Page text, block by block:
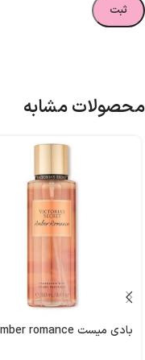
محصولات مشابه
بادی میست amber romance